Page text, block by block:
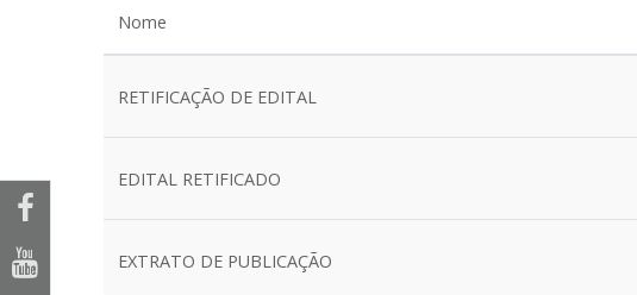
Nome
RETIFICAÇÃO DE EDITAL
EDITAL RETIFICADO
EXTRATO DE PUBLICAÇÃO